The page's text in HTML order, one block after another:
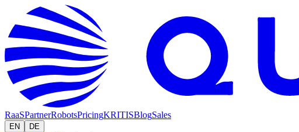
RaaSPartnerRobotsPricingKRITISBlogSales
EN DE